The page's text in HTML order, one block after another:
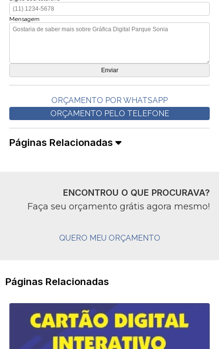
Mensagem
ORÇAMENTO POR WHATSAPP
ORÇAMENTO PELO TELEFONE
Páginas Relacionadas
ENCONTROU O QUE PROCURAVA?
Faça seu orçamento grátis agora mesmo!
QUERO MEU ORÇAMENTO
Páginas Relacionadas